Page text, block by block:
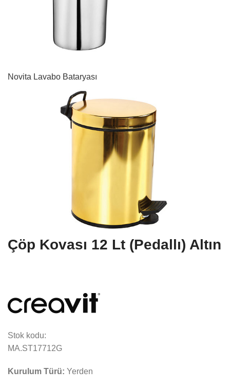
Novita Lavabo Bataryası
Çöp Kovası 12 Lt (Pedallı) Altın
Stok kodu:
MA.ST17712G
Kurulum Türü: Yerden